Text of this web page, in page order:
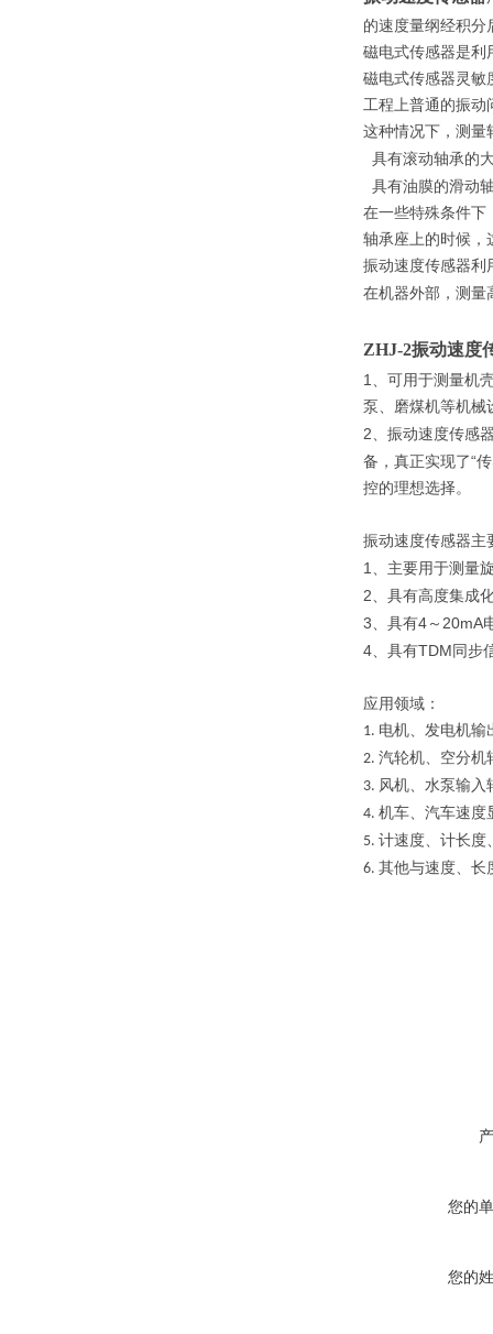
的速度量纲经积分
磁电式传感器是利
磁电式传感器灵敏
工程上普通的振动
这种情况下，测量
具有滚动轴承的
具有油膜的滑动
在一些特殊条件下
轴承座上的时候，
振动速度传感器利
在机器外部，测量
ZHJ-2振动速度
1 、可用于测量机
泵、磨煤机等机械
2、振动速度传感
备，真正实现了“
控的理想选择。
振动速度传感器主
1 、主要用于测量
2、具有高度集成
3、具有4 ～ 20mA
4、具有TDM 同步
应用领域：
1. 电机、发电机输
2. 汽轮机、空分机
3. 风机、水泵输入
4. 机车、汽车速度
5. 计速度、计长度
6. 其他与速度、长
您的
您的